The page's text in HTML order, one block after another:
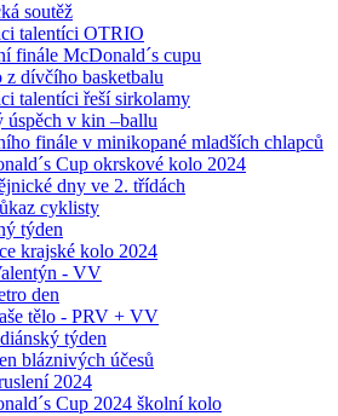
soutěž
talentíci OTRIO
finále McDonald´s cupu
z dívčího basketbalu
talentíci řeší sirkolamy
úspěch v kin –ballu
finále v minikopané mladších chlapců
Cup okrskové kolo 2024
dny ve 2. třídách
cyklisty
týden
krajské kolo 2024
- VV
den
tělo - PRV + VV
týden
bláznivých účesů
2024
Cup 2024 školní kolo